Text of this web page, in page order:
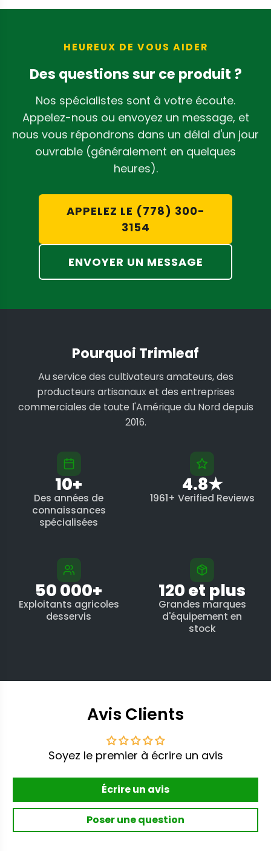
maintenant la température froide
des trichomes pendant le cycle
HEUREUX DE VOUS AIDER
Des questions sur ce produit ?
Nos spécialistes sont à votre écoute.
Appelez-nous ou envoyez un message, et
nous vous répondrons dans un délai d'un jour
ouvrable (généralement en quelques
heures).
APPELEZ LE (778) 300-
3154
ENVOYER UN MESSAGE
Pourquoi Trimleaf
Au service des cultivateurs amateurs, des
producteurs artisanaux et des entreprises
commerciales de toute l'Amérique du Nord depuis
2016.
10+
Des années de
connaissances
spécialisées
4.8★
1961+ Verified Reviews
50 000+
Exploitants agricoles
desservis
120 et plus
Grandes marques
d'équipement en
stock
Avis Clients
Soyez le premier à écrire un avis
Écrire un avis
Poser une question